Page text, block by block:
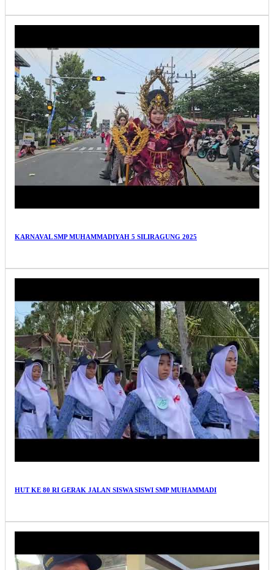
KARNAVAL SMP MUHAMMADIYAH 5 SILIRAGUNG 2025
HUT KE 80 RI GERAK JALAN SISWA SISWI SMP MUHAMMADI